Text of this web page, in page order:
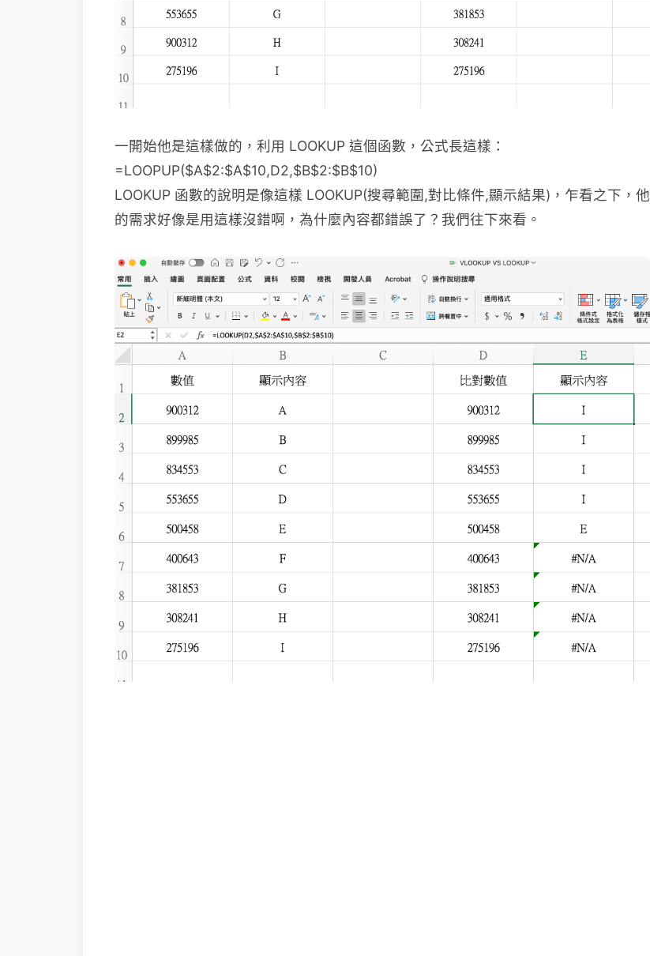
一開始他是這樣做的，利用 LOOKUP 這個函數，公式長這樣：
=LOOPUP($A$2:$A$10,D2,$B$2:$B$10)
LOOKUP 函數的說明是像這樣 LOOKUP(搜尋範圍,對比條件,顯示結果)，乍看之下，他
的需求好像是用這樣沒錯啊，為什麼內容都錯誤了？我們往下來看。